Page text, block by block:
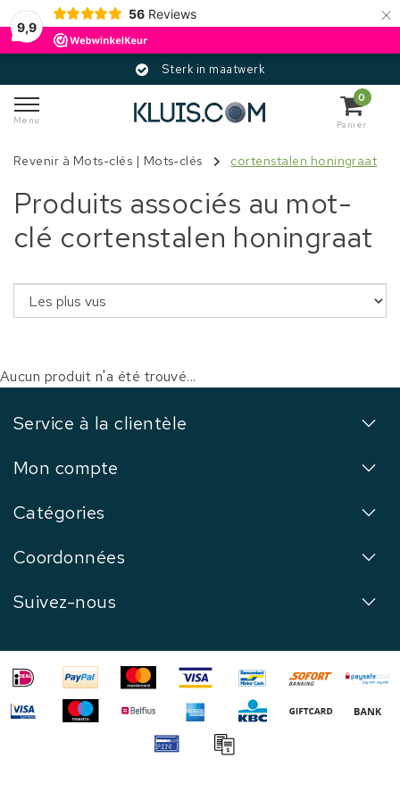
9,9
56 Reviews ×
Sterk in maatwerk
Menu
0
Panier
Revenir à Mots-clés | Mots-clés cortenstalen honingraat
Produits associés au mot-
clé cortenstalen honingraat
Aucun produit n'a été trouvé...
Service à la clientèle
Mon compte
Catégories
Coordonnées
Suivez-nous